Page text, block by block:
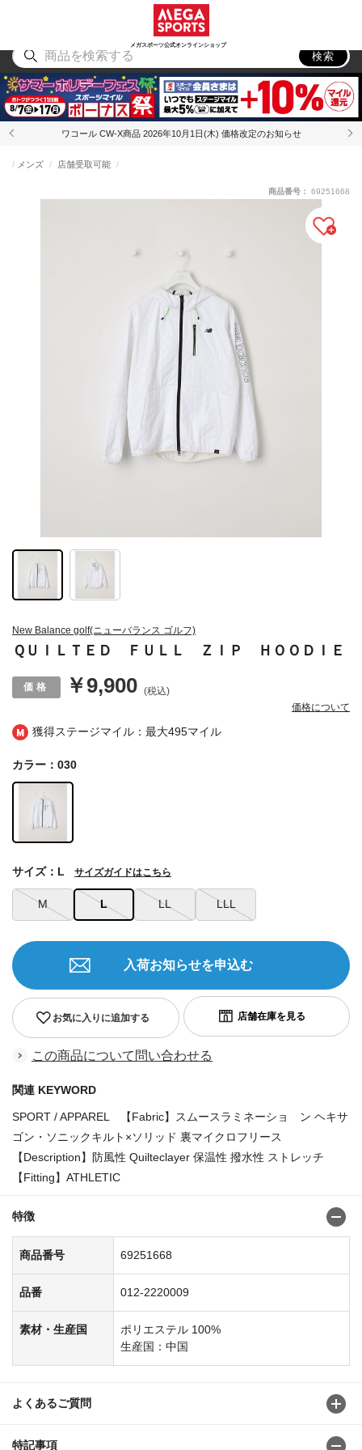
メガスポーツ公式オンラインショップ
アウトドア
検索
ワコール CW-X商品 2026年10月1日(木) 価格改定のお知らせ
獲得ステージマイル：最大495マイル
New Balance golf(ニューバランス ゴルフ)
ＱＵＩＬＴＥＤ ＦＵＬＬ ＺＩＰ ＨＯＯＤＩＥ
メンズ 店舗受取可能
￥9,900 (税込)
価格について
商品番号： 69251668
カラー：030
M L LL LLL
サイズ：L サイズガイドはこちら
お気に入りに追加する
入荷お知らせを申込む
この商品について問い合わせる
関連 KEYWORD
SPORT / APPAREL 【Fabric】スムースラミネーショ ン ヘキサ
ゴン・ソニックキルト×ソリッド 裏マイクロフリース
【Description】防風性 Quilteclayer 保温性 撥水性 ストレッチ
【Fitting】ATHLETIC
特徴
商品番号 69251668
品番 012-2220009
素材・生産国
ポリエステル 100%
生産国：中国
よくあるご質問
特記事項